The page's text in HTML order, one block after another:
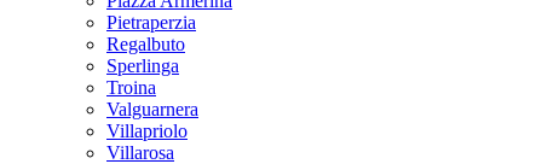
Pietraperzia
Regalbuto
Sperlinga
Troina
Valguarnera
Villapriolo
Villarosa